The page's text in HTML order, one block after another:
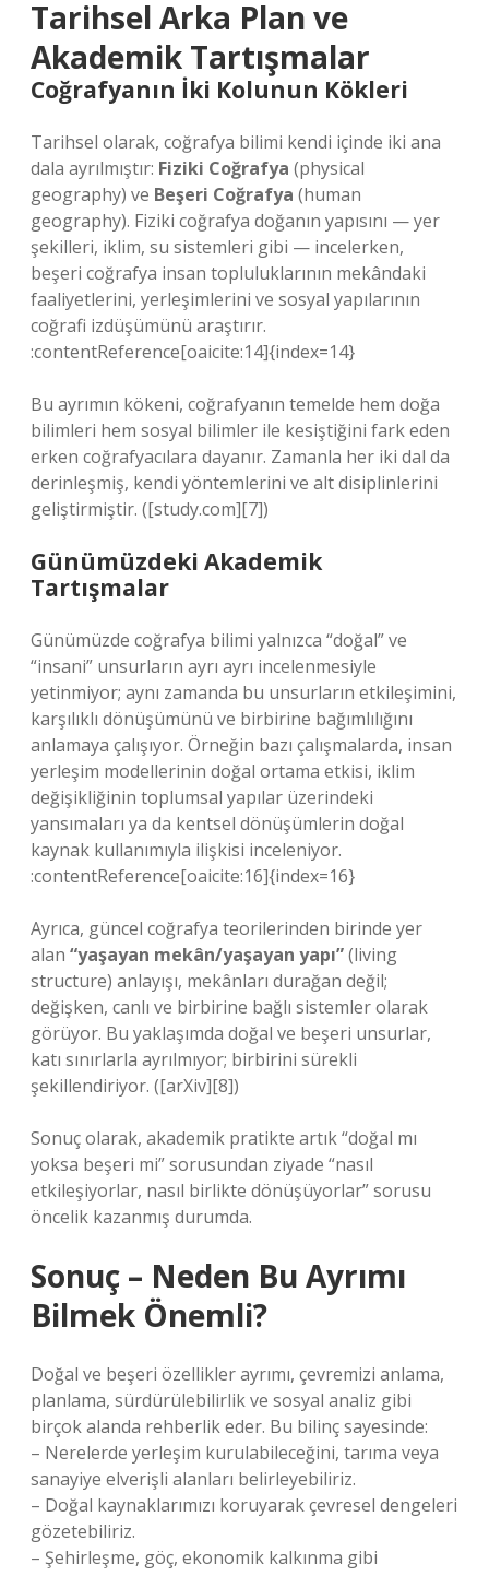
Tarihsel Arka Plan ve
Akademik Tartışmalar
Coğrafyanın İki Kolunun Kökleri
Tarihsel olarak, coğrafya bilimi kendi içinde iki ana
dala ayrılmıştır: Fiziki Coğrafya (physical
geography) ve Beşeri Coğrafya (human
geography). Fiziki coğrafya doğanın yapısını — yer
şekilleri, iklim, su sistemleri gibi — incelerken,
beşeri coğrafya insan topluluklarının mekândaki
faaliyetlerini, yerleşimlerini ve sosyal yapılarının
coğrafi izdüşümünü araştırır.
:contentReference[oaicite:14]{index=14}
Bu ayrımın kökeni, coğrafyanın temelde hem doğa
bilimleri hem sosyal bilimler ile kesiştiğini fark eden
erken coğrafyacılara dayanır. Zamanla her iki dal da
derinleşmiş, kendi yöntemlerini ve alt disiplinlerini
geliştirmiştir. ([study.com][7])
Günümüzdeki Akademik
Tartışmalar
Günümüzde coğrafya bilimi yalnızca “doğal” ve
“insani” unsurların ayrı ayrı incelenmesiyle
yetinmiyor; aynı zamanda bu unsurların etkileşimini,
karşılıklı dönüşümünü ve birbirine bağımlılığını
anlamaya çalışıyor. Örneğin bazı çalışmalarda, insan
yerleşim modellerinin doğal ortama etkisi, iklim
değişikliğinin toplumsal yapılar üzerindeki
yansımaları ya da kentsel dönüşümlerin doğal
kaynak kullanımıyla ilişkisi inceleniyor.
:contentReference[oaicite:16]{index=16}
Ayrıca, güncel coğrafya teorilerinden birinde yer
alan “yaşayan mekân/yaşayan yapı”(living
structure) anlayışı, mekânları durağan değil;
değişken, canlı ve birbirine bağlı sistemler olarak
görüyor. Bu yaklaşımda doğal ve beşeri unsurlar,
katı sınırlarla ayrılmıyor; birbirini sürekli
şekillendiriyor. ([arXiv][8])
Sonuç olarak, akademik pratikte artık “doğal mı
yoksa beşeri mi” sorusundan ziyade “nasıl
etkileşiyorlar, nasıl birlikte dönüşüyorlar” sorusu
öncelik kazanmış durumda.
Sonuç – Neden Bu Ayrımı
Bilmek Önemli?
Doğal ve beşeri özellikler ayrımı, çevremizi anlama,
planlama, sürdürülebilirlik ve sosyal analiz gibi
birçok alanda rehberlik eder. Bu bilinç sayesinde:
– Nerelerde yerleşim kurulabileceğini, tarıma veya
sanayiye elverişli alanları belirleyebiliriz.
– Doğal kaynaklarımızı koruyarak çevresel dengeleri
gözetebiliriz.
– Şehirleşme, göç, ekonomik kalkınma gibi